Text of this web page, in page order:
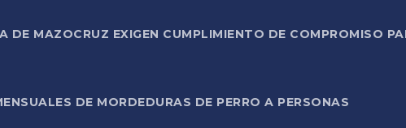
DE MAZOCRUZ EXIGEN CUMPLIMIENTO DE COMPROMISO
DE MORDEDURAS DE PERRO A PERSONAS